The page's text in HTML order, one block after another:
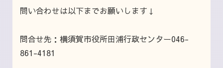
問い合わせは以下までお願いします↓
問合せ先：横須賀市役所田浦行政センター046-
861-4181